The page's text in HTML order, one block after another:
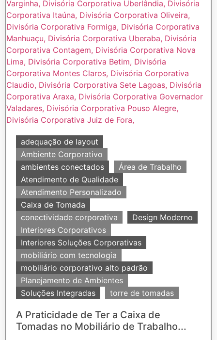
adequação de layout
Ambiente Corporativo
ambientes conectados
Área de Trabalho
Atendimento de Qualidade
Atendimento Personalizado
Caixa de Tomada
conectividade corporativa
Design Moderno
Interiores Corporativos
Interiores Soluções Corporativas
mobiliário com tecnologia
mobiliário corporativo alto padrão
Planejamento de Ambientes
Soluções Integradas
torre de tomadas
A Praticidade de Ter a Caixa de
Tomadas no Mobiliário de Trabalho...